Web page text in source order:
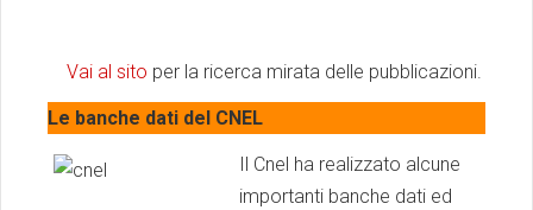
Vai al sito per la ricerca mirata delle pubblicazioni.
Le banche dati del CNEL
Il Cnel ha realizzato alcune
importanti banche dati ed